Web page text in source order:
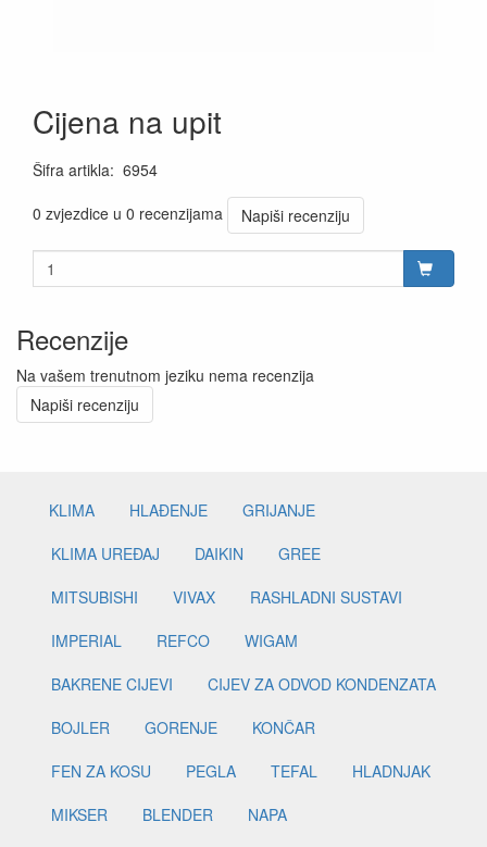
Cijena na upit
Šifra artikla: 6954
0 zvjezdice u 0 recenzijama
Napiši recenziju
Recenzije
Na vašem trenutnom jeziku nema recenzija
Napiši recenziju
KLIMA HLAĐENJE
GRIJANJE
KLIMA UREĐAJ
DAIKIN
GREE
MITSUBISHI
VIVAX
RASHLADNI SUSTAVI
IMPERIAL
REFCO
WIGAM
BAKRENE CIJEVI
CIJEV ZA ODVOD KONDENZATA
BOJLER
GORENJE
KONČAR
FEN ZA KOSU
PEGLA TEFAL
HLADNJAK
MIKSER
BLENDER
NAPA